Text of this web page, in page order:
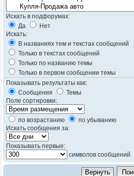
Искать в подфорумах:
Да
Нет
Искать:
В названиях тем и текстах сообщений
Только в текстах сообщений
Только по названию темы
Только в первом сообщении темы
Показывать результаты как:
Сообщения
Темы
Поле сортировки:
по возрастанию
по убыванию
Искать сообщения за:
Показывать первые:
символов сообщений